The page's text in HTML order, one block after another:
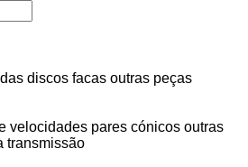
discos facas outras peças
velocidades pares cónicos outras
transmissão